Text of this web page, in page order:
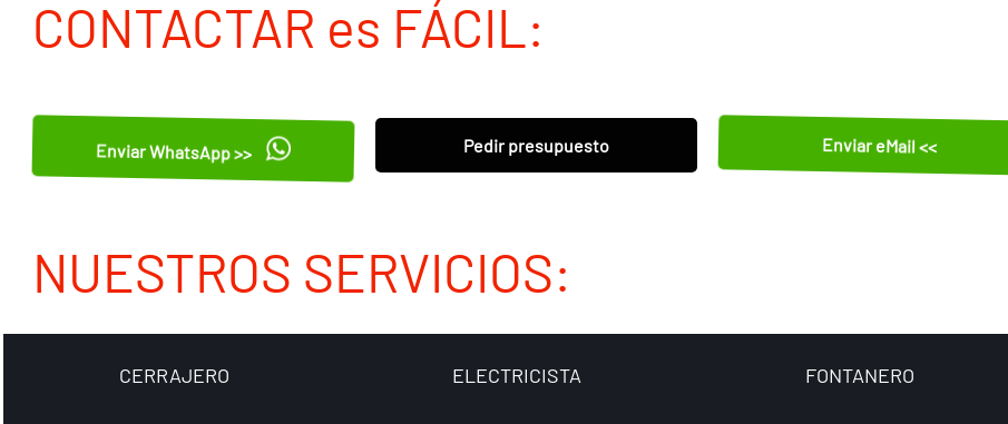
CONTACTAR es FÁCIL:
Enviar WhatsApp >> Pedir presupuesto Enviar eMail <<
NUESTROS SERVICIOS:
CERRAJERO ELECTRICISTA FONTANERO